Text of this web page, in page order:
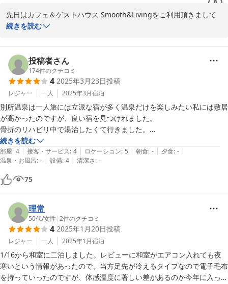
先日はカフェ＆ゲストハウス Smooth&Livingをご利用頂きまして
誠に有難うございました。
にてお過ごし頂けます。
安価にお泊り頂きたく施設内は最低限の設備のご用意となっており
ます。タオル類のアメニティはお持ちいただいても結構でございま
すが手ぶらでお越し頂いても「旅宿 上松や」でチェックインの際に
有料となりますが貸出もございます。
「旅宿 上松や」の大浴場は無料でご利用可能ですので、源泉かけ流
しの温泉を存分にお楽しみ頂けます。
別所温泉は自然豊かで観光資源も多くゆっくりと過ごせる温泉街で
す。別所温泉へお越しの機会がございましたらぜひこちらをご利用
いただければ幸いでございます。
またのご利用を心よりお待ち申し上げております。
2023-11-19
続きを読む
投稿者さん
174件のクチコミ
4 2025年3月23日投稿
レジャー 一人 2025年3月宿泊
別所温泉は一人旅には立派な宿が多く温泉だけを楽しみたい私には敷居
が高かったのですが、良い宿を見つけれました。
骨折のリハビリ中で湯治したくて行きました。
石湯の目の前で便利な場所です。
上松やさんの温泉を使わせてもらえてお値段安く抑えられてありがたい
です。
こじんまりとした集落を散歩し、駅前のお惣菜屋さん池田さん、ショッ
トで飲める栄屋さん、豆乳を飲ませてもらえる長谷川さん、満喫でし
た。
在来種のカメムシがひとつ現れてちょっと驚きました。
ガムテープの用意があったのでかわいそうですが貼り付けました。
ホテルのスタッフのみなさん、とても感じがよく気持ちいい滞在でし
た。
続きを読む
部屋: 4 | 接客・サービス: 4 | ロケーション: 5 | 朝食: - | 夕食: - |
温泉・お風呂: - | 設備: 4 | 清潔さ: -
75
理常
50代/女性 |2件のクチコミ
4 2025年1月20日投稿
レジャー 一人 2025年1月宿泊
1/16から和室に二泊しました。レビューに和室がエアコン入れても夜
寒いという情報があったので、当方足先が冷えるタイプなので電子毛布
を持っていったのですが、体感温度に著しい差があるのか今年に入って